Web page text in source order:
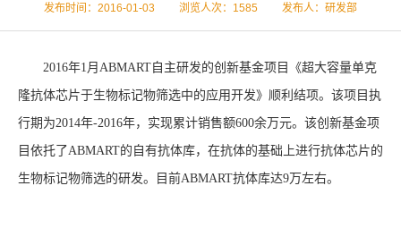
发布时间：2016-01-03 浏览人次： 1585 发布人：研发部
2016年1月ABMART自主研发的创新基金项目《超大容量单克
隆抗体芯片于生物标记物筛选中的应用开发》顺利结项。该项目执
行期为2014年-2016年，实现累计销售额600余万元。该创新基金项
目依托了ABMART的自有抗体库，在抗体的基础上进行抗体芯片的
生物标记物筛选的研发。目前ABMART抗体库达9万左右。